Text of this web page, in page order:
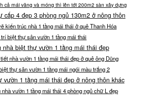
cả mái văng và móng thì lên tới 200m2 sàn xây dựng
cấp 4 đẹp 3 phòng ngủ 130m2 ở nông thôn
kiến trúc nhà 1 tầng mái thái ở quê Thanh Hóa
biệt thự sân vườn 1 tầng mái thái
nhà biệt thự vườn 1 tầng mái thái đẹp
nhà vườn 1 tầng mái thái đẹp ở quê ông Dũng
thự sân vườn 1 tầng mái ngói màu trắng 2
vườn 1 tầng mái thái đẹp ở nông thôn khác
nhà vườn 1 tầng mái thái 4 phòng ngủ chữ L đẹp